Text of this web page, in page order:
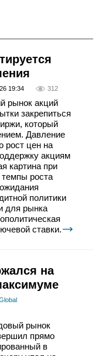
19:34 312
рынок акций
закрепиться
который
Давление
рост цен на
акциям
картина при
темпы роста
политики
для рынка
ставки.
на
рынок
прямо
в